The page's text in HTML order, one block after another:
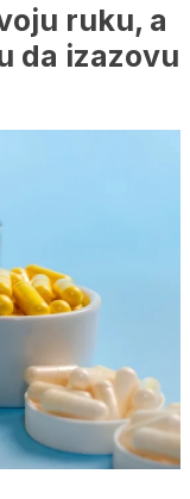
ruku, a
da izazovu